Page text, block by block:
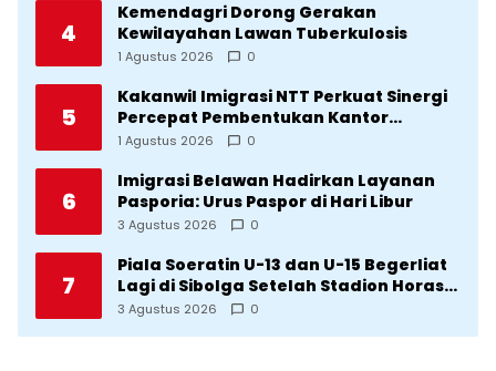
4
Kemendagri Dorong Gerakan
Kewilayahan Lawan Tuberkulosis
1 Agustus 2026 0
5
Kakanwil Imigrasi NTT Perkuat Sinergi
Percepat Pembentukan Kantor
Imigrasi Sumba Timur
1 Agustus 2026 0
6
Imigrasi Belawan Hadirkan Layanan
Pasporia: Urus Paspor di Hari Libur
3 Agustus 2026 0
7
Piala Soeratin U-13 dan U-15 Begerliat
Lagi di Sibolga Setelah Stadion Horas
Direvitalisasi Wali Kota
3 Agustus 2026 0